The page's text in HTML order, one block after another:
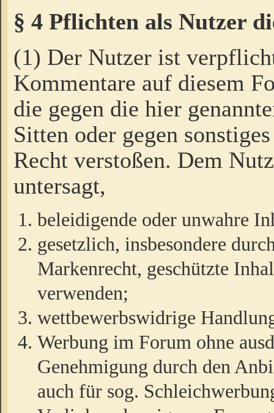
§ 4 Pflichten als Nutzer
(1) Der Nutzer ist
Kommentare auf diesem
die gegen die hier
Sitten oder gegen
Recht verstoßen. Dem
untersagt,
beleidigende oder unwahre
gesetzlich, insbesondere
Markenrecht, geschützte
verwenden;
wettbewerbswidrige
Werbung im Forum ohne
Genehmigung durch den
auch für sog.